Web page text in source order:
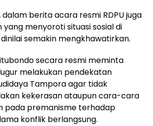
dalam berita acara resmi RDPU juga
menyoroti situasi sosial di
semakin mengkhawatirkan.
secara resmi meminta
melakukan pendekatan
Tampora agar tidak
kekerasan ataupun cara-cara
pada premanisme terhadap
konflik berlangsung.